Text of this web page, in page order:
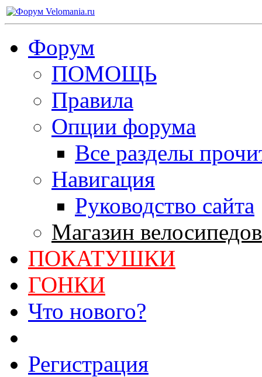
Форум
ПОМОЩЬ
Правила
Опции форума
Все разделы
Навигация
Руководство сайта
Магазин
ПОКАТУШКИ
ГОНКИ
Что нового?
Регистрация